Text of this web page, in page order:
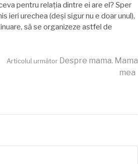
pentru relația dintre ei are el? Sper
ieri urechea (deşi sigur nu e doar unul),
să se organizeze astfel de
Articolul următor Despre mama. Mama
mea